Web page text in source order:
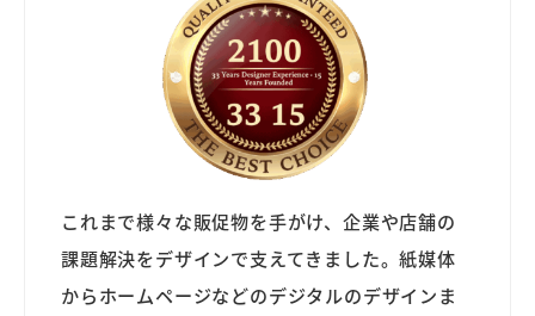
これまで様々な販促物を手がけ、企業や店舗の
課題解決をデザインで支えてきました。紙媒体
からホームページなどのデジタルのデザインま